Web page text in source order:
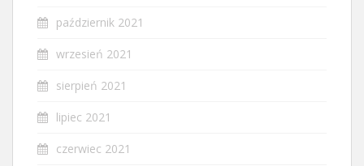
październik 2021
wrzesień 2021
sierpień 2021
lipiec 2021
czerwiec 2021